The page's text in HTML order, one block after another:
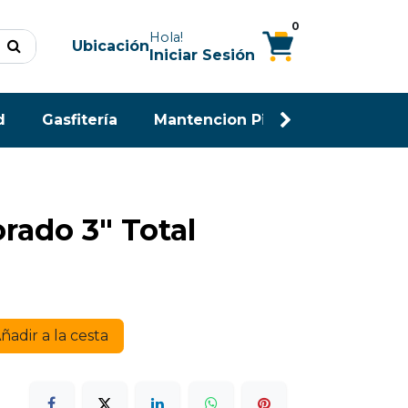
UbicaciónHola!
Iniciar Sesión
0
Gasfitería Mantencion Piscina
3" Total
a la cesta